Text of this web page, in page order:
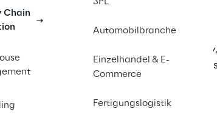
Chain
Automobilbranche
Einzelhandel & E-
Commerce
Fertigungslogistik
2025 von Logistics
an denen Sie unser Team treffen und
können.